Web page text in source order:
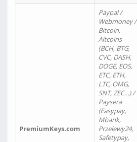
PremiumKeys.com
Paypal /
Webmoney /
Bitcoin,
Altcoins
(BCH, BTG,
CVC, DASH,
DOGE, EOS,
ETC, ETH,
LTC, OMG,
SNT, ZEC…) /
Paysera
(Easypay,
Mbank,
Przelewy24,
Safetypay,